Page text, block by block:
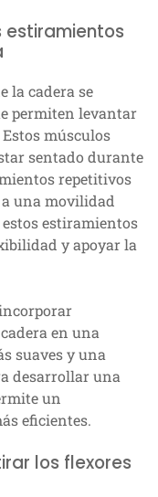
estiramientos
la cadera se
permiten levantar
músculos
sentado durante
repetitivos
una movilidad
estiramientos
y apoyar la
en una
suaves y una
desarrollar una
un
eficientes.
los flexores